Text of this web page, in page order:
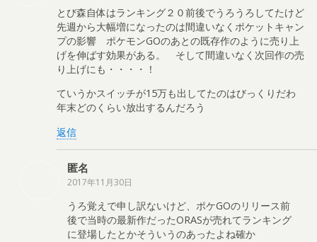
とび森自体はランキング２０前後でうろうろしてたけど
先週から大幅増になったのは間違いなくポケットキャン
プの影響 ポケモンGOのあとの既存作のように売り上
げを伸ばす効果がある。 そして間違いなく次回作の売
り上げにも・・・・！
ていうかスイッチが15万も出してたのはびっくりだわ
年末どのくらい放出するんだろう
返信
匿名
2017年11月30日
うろ覚えで申し訳ないけど、ポケGOのリリース前
後で当時の最新作だったORASが売れてランキング
に登場したとかそういうのあったよね確か